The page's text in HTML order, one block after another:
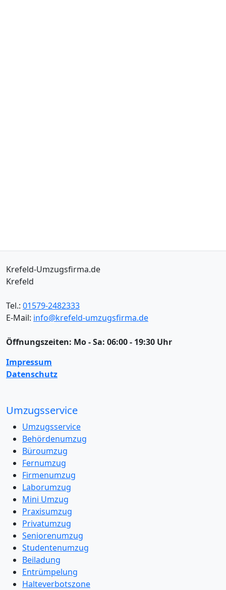
Krefeld-Umzugsfirma.de
Krefeld
Tel.: 01579-2482333
E-Mail: info@krefeld-umzugsfirma.de
Öffnungszeiten: Mo - Sa: 06:00 - 19:30 Uhr
Impressum
Datenschutz
Umzugsservice
Umzugsservice
Behördenumzug
Büroumzug
Fernumzug
Firmenumzug
Laborumzug
Mini Umzug
Praxisumzug
Privatumzug
Seniorenumzug
Studentenumzug
Beiladung
Entrümpelung
Halteverbotszone